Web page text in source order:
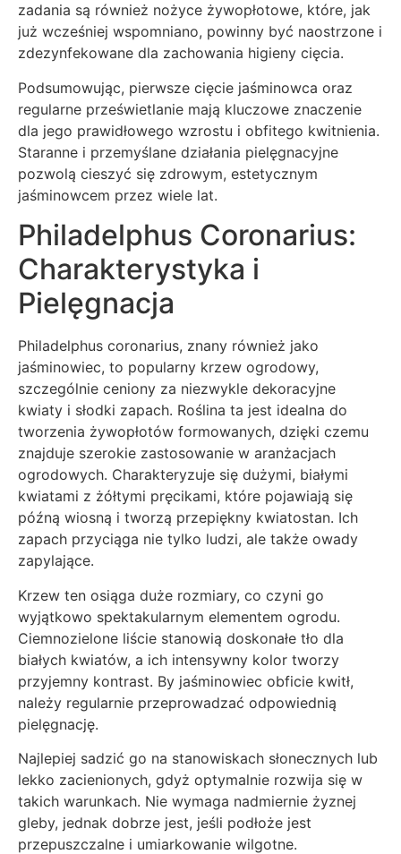
zadania są również nożyce żywopłotowe, które, jak
już wcześniej wspomniano, powinny być naostrzone i
zdezynfekowane dla zachowania higieny cięcia.
Podsumowując, pierwsze cięcie jaśminowca oraz
regularne prześwietlanie mają kluczowe znaczenie
dla jego prawidłowego wzrostu i obfitego kwitnienia.
Staranne i przemyślane działania pielęgnacyjne
pozwolą cieszyć się zdrowym, estetycznym
jaśminowcem przez wiele lat.
Philadelphus Coronarius:
Charakterystyka i
Pielęgnacja
Philadelphus coronarius, znany również jako
jaśminowiec, to popularny krzew ogrodowy,
szczególnie ceniony za niezwykle dekoracyjne
kwiaty i słodki zapach. Roślina ta jest idealna do
tworzenia żywopłotów formowanych, dzięki czemu
znajduje szerokie zastosowanie w aranżacjach
ogrodowych. Charakteryzuje się dużymi, białymi
kwiatami z żółtymi pręcikami, które pojawiają się
późną wiosną i tworzą przepiękny kwiatostan. Ich
zapach przyciąga nie tylko ludzi, ale także owady
zapylające.
Krzew ten osiąga duże rozmiary, co czyni go
wyjątkowo spektakularnym elementem ogrodu.
Ciemnozielone liście stanowią doskonałe tło dla
białych kwiatów, a ich intensywny kolor tworzy
przyjemny kontrast. By jaśminowiec obficie kwitł,
należy regularnie przeprowadzać odpowiednią
pielęgnację.
Najlepiej sadzić go na stanowiskach słonecznych lub
lekko zacienionych, gdyż optymalnie rozwija się w
takich warunkach. Nie wymaga nadmiernie żyznej
gleby, jednak dobrze jest, jeśli podłoże jest
przepuszczalne i umiarkowanie wilgotne.